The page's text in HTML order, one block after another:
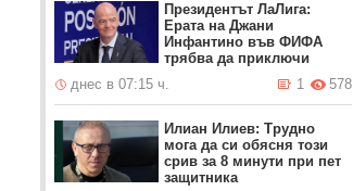
Президентът ЛаЛига:
Ерата на Джани
Инфантино във ФИФА
трябва да приключи
днес в 07:15 ч.
578
1
Илиан Илиев: Трудно
мога да си обясня този
срив за 8 минути при пет
защитника